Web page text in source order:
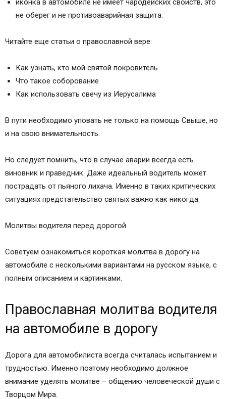
иконка в автомобиле не имеет чародейских свойств, это
не оберег и не противоаварийная защита.
Читайте еще статьи о православной вере:
Как узнать, кто мой святой покровитель
Что такое соборование
Как использовать свечу из Иерусалима
В пути необходимо уповать не только на помощь Свыше, но
и на свою внимательность.
Но следует помнить, что в случае аварии всегда есть
виновник и праведник. Даже идеальный водитель может
пострадать от пьяного лихача. Именно в таких критических
ситуациях предстательство святых важно как никогда.
Молитвы водителя перед дорогой
Советуем ознакомиться короткая молитва в дорогу на
автомобиле с несколькими вариантами на русском языке, с
полным описанием и картинками.
Православная молитва водителя
на автомобиле в дорогу
Дорога для автомобилиста всегда считалась испытанием и
трудностью. Именно поэтому необходимо должное
внимание уделять молитве – общению человеческой души с
Творцом Мира.